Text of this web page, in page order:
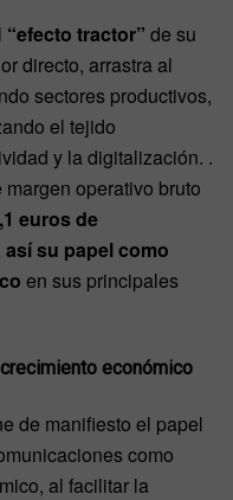
“efecto tractor” de su
directo, arrastra al
sectores productivos,
el tejido
y la digitalización. .
operativo bruto
euros de
su papel como
en sus principales
económico
de manifiesto el papel
como
al facilitar la